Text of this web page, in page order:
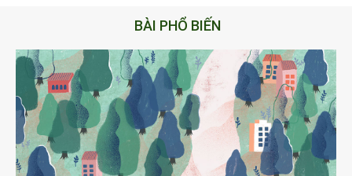
BÀI PHỔ BIẾN